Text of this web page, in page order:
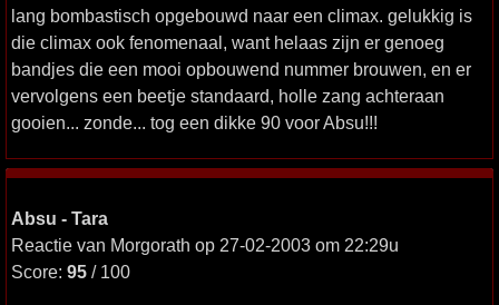
lang bombastisch opgebouwd naar een climax. gelukkig is
die climax ook fenomenaal, want helaas zijn er genoeg
bandjes die een mooi opbouwend nummer brouwen, en er
vervolgens een beetje standaard, holle zang achteraan
gooien... zonde... tog een dikke 90 voor Absu!!!
Absu - Tara
Reactie van Morgorath op 27-02-2003 om 22:29u
Score: 95 / 100